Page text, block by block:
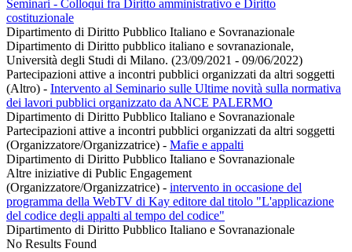
Seminari - Colloqui fra Diritto amministrativo e Diritto
costituzionale
Dipartimento di Diritto Pubblico Italiano e Sovranazionale
Dipartimento di Diritto pubblico italiano e sovranazionale,
Università degli Studi di Milano. (23/09/2021 - 09/06/2022)
Partecipazioni attive a incontri pubblici organizzati da altri soggetti
(Altro) - Intervento al Seminario sulle Ultime novità sulla normativa
dei lavori pubblici organizzato da ANCE PALERMO
Dipartimento di Diritto Pubblico Italiano e Sovranazionale
Partecipazioni attive a incontri pubblici organizzati da altri soggetti
(Organizzatore/Organizzatrice) - Mafie e appalti
Dipartimento di Diritto Pubblico Italiano e Sovranazionale
Altre iniziative di Public Engagement
(Organizzatore/Organizzatrice) - intervento in occasione del
programma della WebTV di Kay editore dal titolo "L'applicazione
del codice degli appalti al tempo del codice"
Dipartimento di Diritto Pubblico Italiano e Sovranazionale
No Results Found